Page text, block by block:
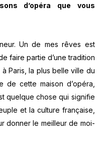
d’opéra que vous
Un de mes rêves est
faire partie d’une tradition
Paris, la plus belle ville du
de cette maison d’opéra,
quelque chose qui signifie
et la culture française,
donner le meilleur de moi-